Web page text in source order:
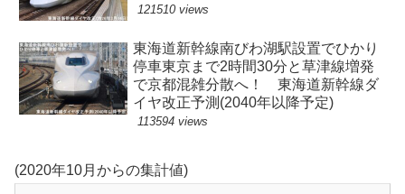
121510 views
東海道新幹線南びわ湖駅設置でひかり
停車東京まで2時間30分と草津線増発
で京都混雑分散へ！ 東海道新幹線ダ
イヤ改正予測(2040年以降予定)
113594 views
(2020年10月からの集計値)